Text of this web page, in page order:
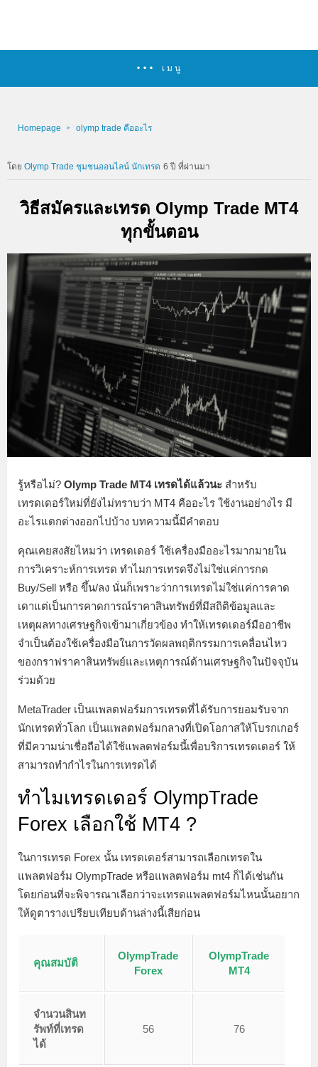
เมนู
Homepage olymp trade คืออะไร
Olymp Trade ชุมชนออนไลน์ นักเทรด 6 ปี ที่ผ่านมา
วิธีสมัครและเทรด Olymp Trade MT4
ทุกขั้นตอน
รู้หรือไม่? Olymp Trade MT4 เทรดได้แล้วนะ สำหรับ
เทรดเดอร์ใหม่ที่ยังไม่ทราบว่า MT4 คืออะไร ใช้งานอย่างไร มี
อะไรแตกต่างออกไปบ้าง บทความนี้มีคำตอบ
คุณเคยสงสัยไหมว่า เทรดเดอร์ ใช้เครื่องมืออะไรมากมายใน
การวิเคราะห์การเทรด ทำไมการเทรดจึงไม่ใช่แค่การกด
Buy/Sell หรือ ขึ้น/ลง นั่นก็เพราะว่าการเทรดไม่ใช่แค่การคาด
เดาแต่เป็นการคาดการณ์ราคาสินทรัพย์ที่มีสถิติข้อมูลและ
เหตุผลทางเศรษฐกิจเข้ามาเกี่ยวข้อง ทำให้เทรดเดอร์มืออาชีพ
จำเป็นต้องใช้เครื่องมือในการวัดผลพฤติกรรมการเคลื่อนไหว
ของกราฟราคาสินทรัพย์และเหตุการณ์ด้านเศรษฐกิจในปัจจุบัน
ร่วมด้วย
MetaTrader เป็นแพลตฟอร์มการเทรดที่ได้รับการยอมรับจาก
นักเทรดทั่วโลก เป็นแพลตฟอร์มกลางที่เปิดโอกาสให้โบรกเกอร์
ที่มีความน่าเชื่อถือได้ใช้แพลตฟอร์มนี้เพื่อบริการเทรดเดอร์ ให้
สามารถทำกำไรในการเทรดได้
ทำไมเทรดเดอร์ OlympTrade
Forex เลือกใช้ MT4 ?
ในการเทรด Forex นั้น เทรดเดอร์สามารถเลือกเทรดใน
แพลตฟอร์ม OlympTrade หรือแพลตฟอร์ม mt4 ก็ได้เช่นกัน
โดยก่อนที่จะพิจารณาเลือกว่าจะเทรดแพลตฟอร์มไหนนั้นอยาก
ให้ดูตารางเปรียบเทียบด้านล่างนี้เสียก่อน
คุณสมบัติ
OlympTrade
Forex
OlympTrade
MT4
จำนวนสินท
รัพท์ที่เทรด
ได้
56 76